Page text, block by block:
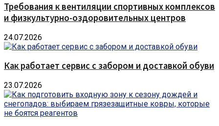
Требования к вентиляции спортивных комплексов
и физкультурно-оздоровительных центров
24.07.2026
Как работает сервис с забором и доставкой обуви
23.07.2026